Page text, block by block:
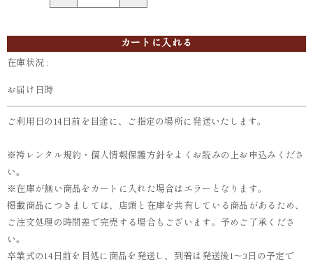
カートに入れる
在庫状況 :
お届け日時
ご利用日の14日前を目途に、ご指定の場所に発送いたします。
※袴レンタル規約・個人情報保護方針をよくお読みの上お申込みくださ
い。
※在庫が無い商品をカートに入れた場合はエラーとなります。
掲載商品につきましては、店頭と在庫を共有している商品があるため、
ご注文処理の時間差で完売する場合もございます。予めご了承くださ
い。
卒業式の14日前を目処に商品を発送し、到着は発送後1～3日の予定で